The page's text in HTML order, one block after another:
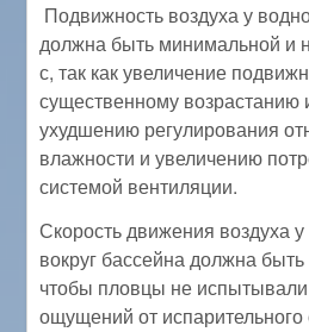
Подвижность воздуха у
должна быть минимальной и
с, так как увеличение
существенному возрастанию
ухудшению регулирования
влажности и увеличению
системой вентиляции.
Скорость движения воздуха
вокруг бассейна должна
чтобы пловцы не
ощущений от